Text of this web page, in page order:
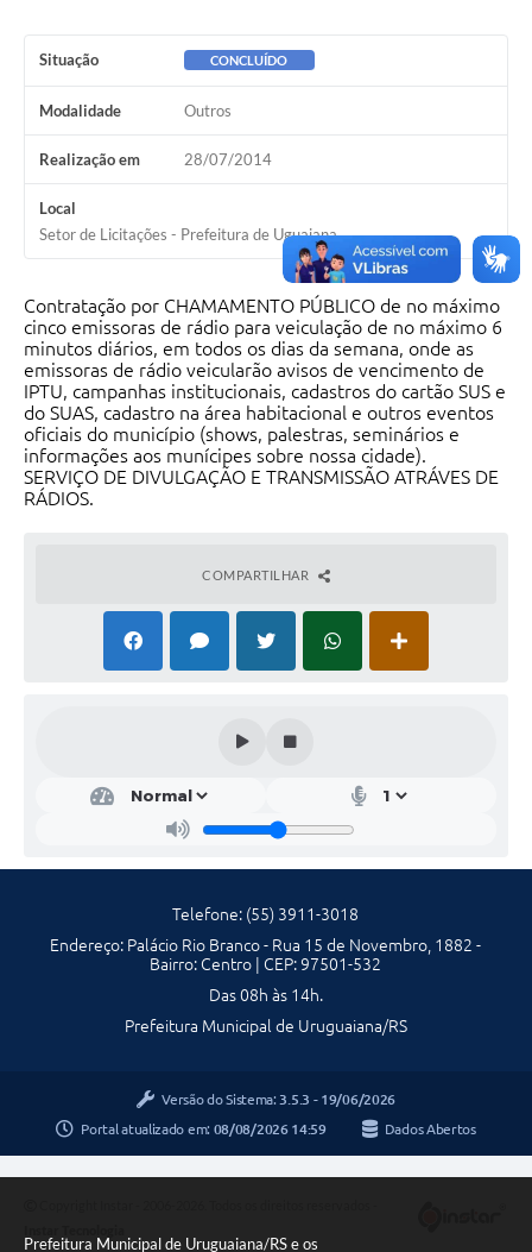
Prefeitura Municipal de Uruguaiana/RS e os
Requerimento geral
Sala do Empreendedor
Conselhos Municipais
Nota Fiscal Eletrônica
ITBI Online
Tramitação de Processos
Colégio Agrícola Municipal
SIM - Serviço de Inspeção Municipal
COPIR - Coordenadoria de Promoção de Igualdade Racial
Galeria de Vídeos
Situação CONCLUÍDO
Modalidade Outros
Realização em 28/07/2014
Local
Setor de Licitações - Prefeitura de Uguaiana
Contratação por CHAMAMENTO PÚBLICO de no máximo
cinco emissoras de rádio para veiculação de no máximo 6
minutos diários, em todos os dias da semana, onde as
emissoras de rádio veicularão avisos de vencimento de
IPTU, campanhas institucionais, cadastros do cartão SUS e
do SUAS, cadastro na área habitacional e outros eventos
oficiais do município (shows, palestras, seminários e
informações aos munícipes sobre nossa cidade).
SERVIÇO DE DIVULGAÇÃO E TRANSMISSÃO ATRÁVES DE
RÁDIOS.
COMPARTILHAR
Telefone: (55) 3911-3018
Endereço: Palácio Rio Branco - Rua 15 de Novembro, 1882 -
Bairro: Centro | CEP: 97501-532
Das 08h às 14h.
Prefeitura Municipal de Uruguaiana/RS
Versão do Sistema: 3.5.3 - 19/06/2026
Portal atualizado em: 08/08/2026 14:59 Dados Abertos